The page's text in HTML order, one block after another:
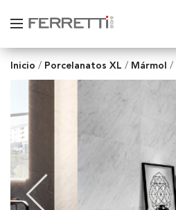
Inicio / Porcelanatos XL / Mármol /